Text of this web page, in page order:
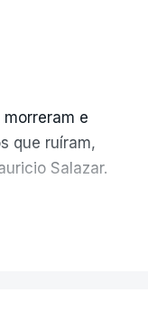
e
que ruíram,
Salazar.